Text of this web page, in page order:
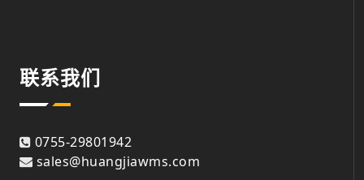
联系我们
0755-29801942
sales@huangjiawms.com